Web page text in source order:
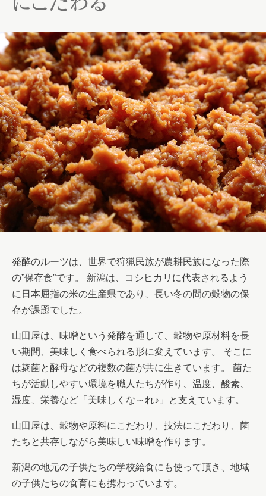
発酵のルーツは、世界で狩猟民族が農耕民族になった際
の”保存食”です。 新潟は、コシヒカリに代表されるよう
に日本屈指の米の生産県であり、長い冬の間の穀物の保
存が課題でした。
山田屋は、味噌という発酵を通して、穀物や原材料を長
い期間、美味しく食べられる形に変えています。 そこに
は麹菌と酵母などの複数の菌が共に生きています。 菌た
ちが活動しやすい環境を職人たちが作り、温度、酸素、
湿度、栄養など「美味しくな～れ♪」と支えています。
山田屋は、穀物や原料にこだわり、技法にこだわり、菌
たちと共存しながら美味しい味噌を作ります。
新潟の地元の子供たちの学校給食にも使って頂き、地域
の子供たちの食育にも携わっています。